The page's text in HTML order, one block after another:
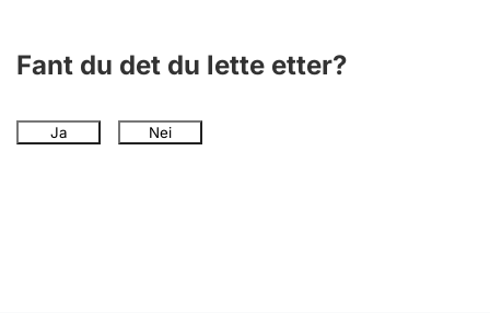
Fant du det du lette etter?
Ja Nei